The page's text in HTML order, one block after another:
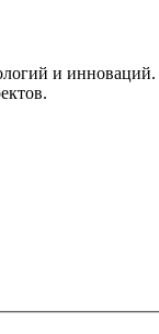
и инноваций.